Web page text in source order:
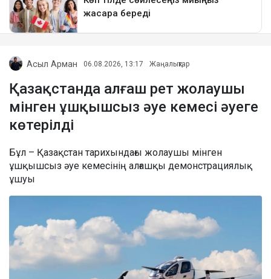
Асыл Арман 06.08.2026, 13:17 Жаңалықтар
Қазақстанда алғаш рет жолаушы
мінген ұшқышсыз әуе кемесі әуеге
көтерілді
Бұл – Қазақстан тарихындағы жолаушы мінген
ұшқышсыз әуе кемесінің алғашқы демонстрациялық
ұшуы